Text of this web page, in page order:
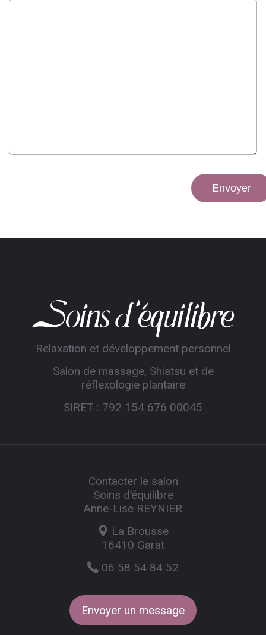
Relaxation et développement personnel
Salon de massage, Shiatsu et de
réflexologie plantaire
SIRET : 792 154 676 00045
Contacter le salon
Soins d’équilibre
Anne-Lise REYNIER
La Brousse
16410 Garat
06 58 54 84 52
Envoyer un message